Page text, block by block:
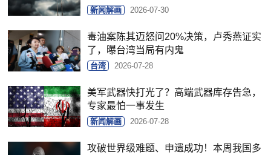
新闻解画 2026-07-30
毒油案陈其迈怒问20%决策，卢秀燕证实
了，曝台湾当局有内鬼
台湾 2026-07-28
美军武器快打光了？高端武器库存告急，
专家最怕一事发生
新闻解画 2026-07-28
攻破世界级难题、申遗成功！本周我国多